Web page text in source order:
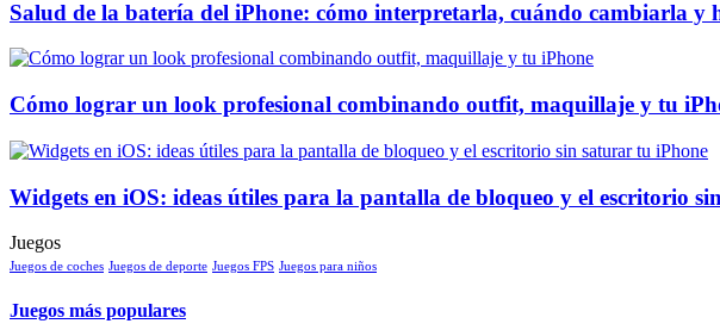
Salud de la batería del iPhone: cómo interpretarla, cuándo cambiarla y
Cómo lograr un look profesional combinando outfit, maquillaje y tu
Widgets en iOS: ideas útiles para la pantalla de bloqueo y el escritorio
Juegos
Juegos de coches Juegos de deporte Juegos FPS Juegos para niños
Juegos más populares